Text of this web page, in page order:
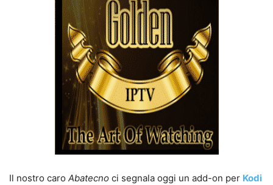
Il nostro caro Abatecno ci segnala oggi un add-on per Kodi